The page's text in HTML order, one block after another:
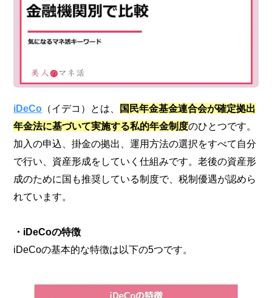
iDeCo （イデコ）とは、
国民年金基金連合会が確定拠出
年金法に基づいて実施する私的年金制度のひとつです。
加入の申込、掛金の拠出、運用方法の選択をすべて自分
で行い、資産形成をしていく仕組みです。老後の資産形
成のために国も推奨している制度で、税制優遇が認めら
れています。
・iDeCoの特徴
iDeCoの基本的な特徴は以下の5つです。